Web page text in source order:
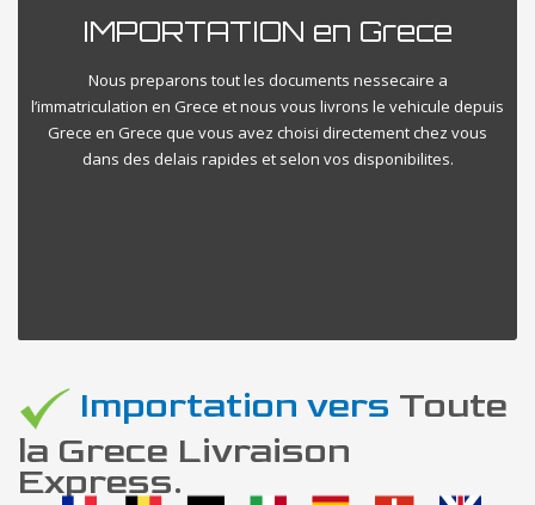
IMPORTATION en Grece
Nous preparons tout les documents nessecaire a
l’immatriculation en Grece et nous vous livrons le vehicule depuis
Grece en Grece que vous avez choisi directement chez vous
dans des delais rapides et selon vos disponibilites.
Importation vers Toute
la Grece Livraison
Express.